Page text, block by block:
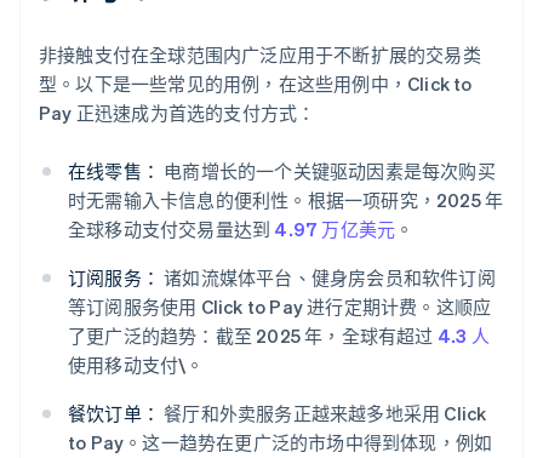
非接触支付在全球范围内广泛应用于不断扩展的交易类
型。以下是一些常见的用例，在这些用例中，Click to
Pay 正迅速成为首选的支付方式：
在线零售： 电商增长的一个关键驱动因素是每次购买
时无需输入卡信息的便利性。根据一项研究，2025 年
全球移动支付交易量达到 4.97 万亿美元 。
订阅服务： 诸如流媒体平台、健身房会员和软件订阅
等订阅服务使用 Click to Pay 进行定期计费。这顺应
了更广泛的趋势：截至 2025 年，全球有超过 4.3 人
使用移动支付\。
餐饮订单： 餐厅和外卖服务正越来越多地采用 Click
to Pay。这一趋势在更广泛的市场中得到体现，例如